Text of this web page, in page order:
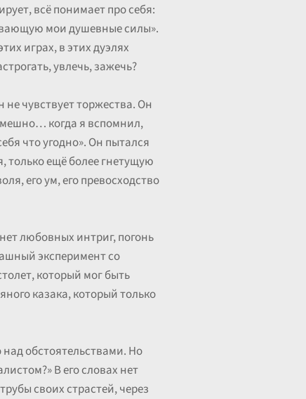
всё понимает про себя:
мои душевные силы».
играх, в этих дуэлях
увлечь, зажечь?
чувствует торжества. Он
когда я вспомнил,
что угодно». Он пытался
только ещё более гнетущую
его ум, его превосходство
любовных интриг, погонь
эксперимент со
который мог быть
казака, который только
обстоятельствами. Но
В его словах нет
своих страстей, через